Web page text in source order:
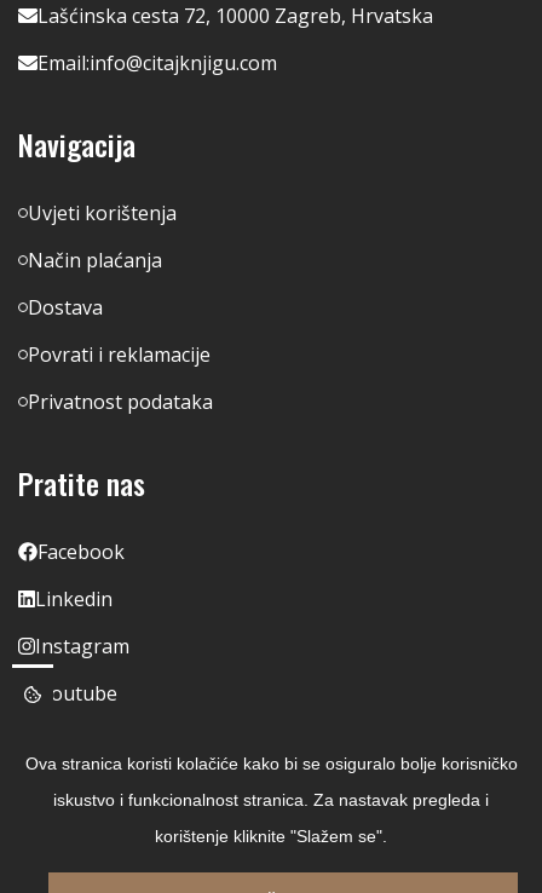
Lašćinska cesta 72, 10000 Zagreb, Hrvatska
Email:info@citajknjigu.com
Navigacija
Uvjeti korištenja
Način plaćanja
Dostava
Povrati i reklamacije
Privatnost podataka
Pratite nas
Facebook
Linkedin
Instagram
Youtube
Ova stranica koristi kolačiće kako bi se osiguralo bolje korisničko
iskustvo i funkcionalnost stranica. Za nastavak pregleda i
korištenje kliknite "Slažem se".